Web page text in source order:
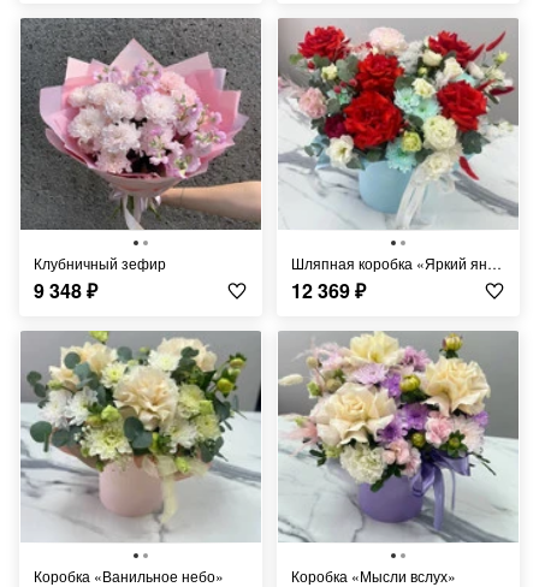
Клубничный зефир
9 348₽
Шляпная коробка «Яркий янтарь»
12 369₽
Коробка «Ванильное небо» Коробка «Мысли вслух»